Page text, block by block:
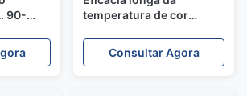
90-
do
D65
temperatura de cor
6500k dos tubos
F20T12/D65
Consultar Agora